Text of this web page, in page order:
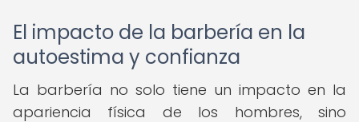
El impacto de la barbería en la
autoestima y confianza
La barbería no solo tiene un impacto en la
apariencia física de los hombres, sino